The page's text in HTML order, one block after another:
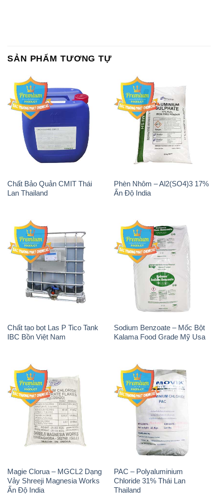
SẢN PHẨM TƯƠNG TỰ
Chất Bảo Quản CMIT Thái
Lan Thailand
Phèn Nhôm – Al2(SO4)3 17%
Ấn Độ India
Chất tạo bọt Las P Tico Tank
IBC Bồn Việt Nam
Sodium Benzoate – Mốc Bột
Kalama Food Grade Mỹ Usa
Magie Clorua – MGCL2 Dạng
Vảy Shreeji Magnesia Works
Ấn Độ India
PAC – Polyaluminium
Chloride 31% Thái Lan
Thailand